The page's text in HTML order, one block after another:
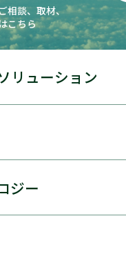
相談、取材、
こちら
リューション
ーション
ジー